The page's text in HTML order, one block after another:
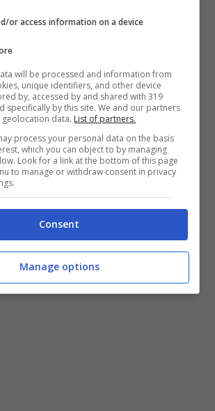
or access information on a device
will be processed and information from
unique identifiers, and other device
by, accessed by and shared with 319
specifically by this site. We and our partners
geolocation data. List of partners.
process your personal data on the basis
which you can object to by managing
Look for a link at the bottom of this page
to manage or withdraw consent in privacy
Consent
Manage options